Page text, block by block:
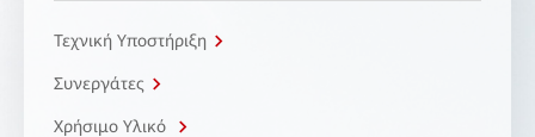
Τεχνική Υποστήριξη
Συνεργάτες
Χρήσιμο Υλικό